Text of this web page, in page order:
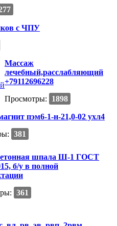
с ЧПУ
Массаж
лечебный,расслабляющий
+79112696228
Просмотры:
1898
пэм6-1-н-21,0-02 ухл4
381
шпала Ш-1 ГОСТ
б/у в полной
361